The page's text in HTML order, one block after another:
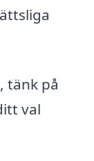
tänk på
val